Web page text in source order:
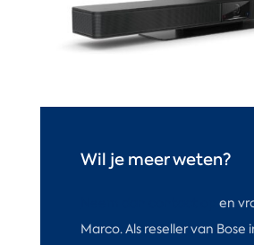
Wil je meer weten?
en
Marco. Als reseller van